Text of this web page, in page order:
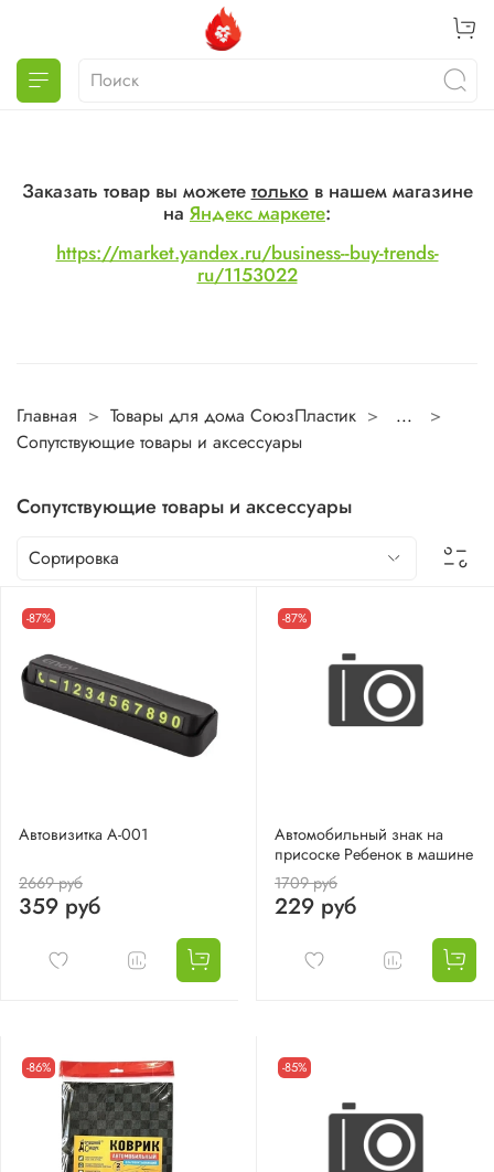
Заказать товар вы можете только в нашем магазине
на Яндекс маркете:
https://market.yandex.ru/business--buy-trends-
ru/1153022
Главная Товары для дома СоюзПластик
...
Сопутствующие товары и аксессуары
Сопутствующие товары и аксессуары
-87%
Автовизитка А-001
2669 руб
359 руб
-87%
Автомобильный знак на
присоске Ребенок в машине
1709 руб
229 руб
-86% -85%